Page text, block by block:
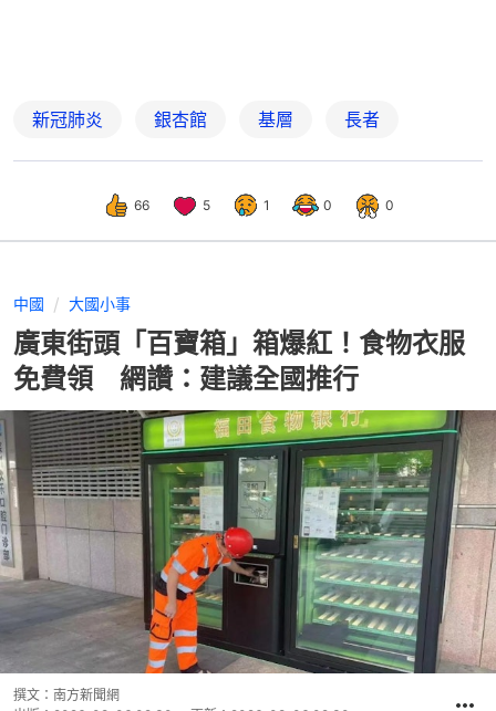
新冠肺炎 銀杏館 基層 長者
66 5 1 0 0
中國 大國小事
廣東街頭「百寶箱」箱爆紅！食物衣服
免費領 網讚：建議全國推行
撰文： 南方新聞網